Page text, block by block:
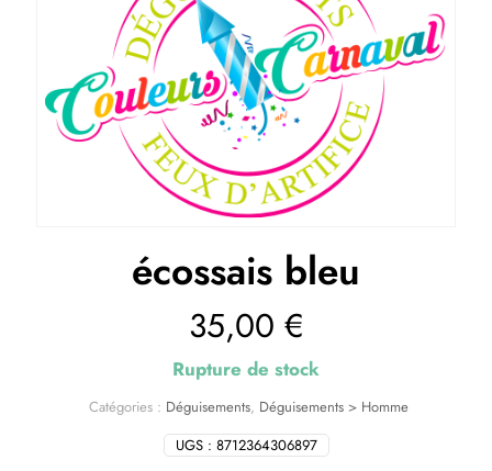
écossais bleu
35,00 €
Rupture de stock
UGS : 8712364306897
Catégories : Déguisements, Déguisements > Homme